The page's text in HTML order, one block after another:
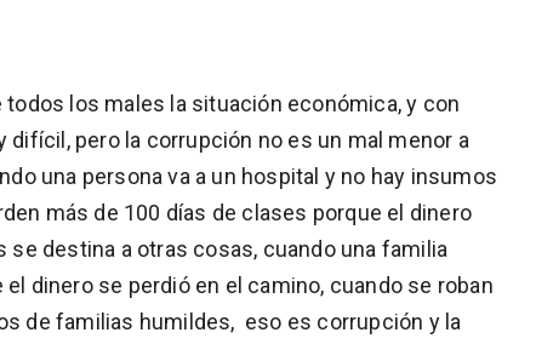
los males la situación económica, y con
difícil, pero la corrupción no es un mal menor a
una persona va a un hospital y no hay insumos
más de 100 días de clases porque el dinero
se destina a otras cosas, cuando una familia
dinero se perdió en el camino, cuando se roban
de familias humildes, eso es corrupción y la